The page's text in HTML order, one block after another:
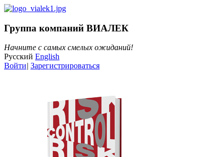
Группа компаний ВИАЛЕК
Начните с самых смелых ожиданий!
Русский English
Войти| Зарегистрироваться